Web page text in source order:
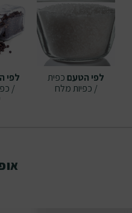
לפי הטעםכפית
/ כפיותמלח
לפי
/